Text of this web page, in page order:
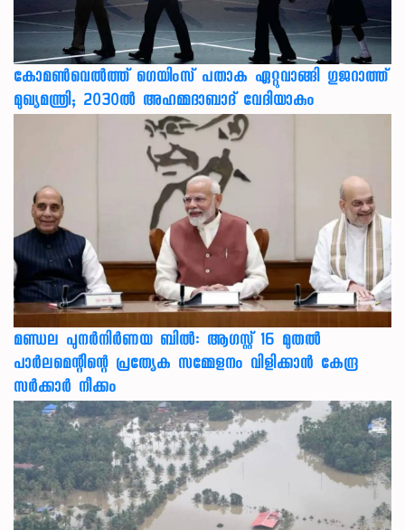
കോമൺവെൽത്ത് ഗെയിംസ് പതാക ഏറ്റുവാങ്ങി ഗുജറാത്ത്
മുഖ്യമന്ത്രി; 2030ൽ അഹമ്മദാബാദ് വേദിയാകും
മണ്ഡല പുനർനിർണയ ബിൽ: ആഗസ്റ്റ് 16 മുതൽ
പാർലമെന്റിന്റെ പ്രത്യേക സമ്മേളനം വിളിക്കാൻ കേന്ദ്ര
സർക്കാർ നീക്കം